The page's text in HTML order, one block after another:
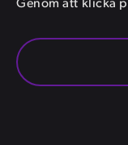
Genom att klicka